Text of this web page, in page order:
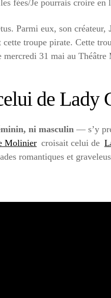
Je pourrais croire en
Parmi eux, son créateur,
troupe pirate. Cette
31 mai au Théâtre
de Lady
ni masculin — s’y
Molinier croisait celui de
romantiques et